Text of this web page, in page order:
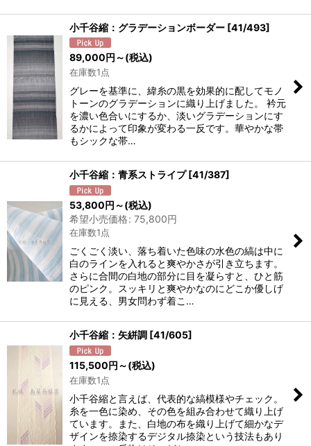
小千谷縮：グラデーションボーダー [41/493]
89,000円 ～(税込)
在庫数1点
グレーを基準に、緯糸の黒を効果的に配してモノ
トーンのグラデーションに織り上げました。 衿元
を濃い色合いにするか、淡いグラデーションにす
るかによって印象が変わる一反です。華やかな帯
もシックな帯…
小千谷縮：青系ストライプ [41/387]
53,800円 ～(税込)
希望小売価格: 75,800円
在庫数1点
ごくごく淡い、落ち着いた色味の水色の縞は中に
白のラインを入れると爽やかさが引き立ちます。
さらに合間の白地の部分に目を凝らすと、ひと筋
のピンク。スッキリと爽やかなのにどこか優しげ
に見える、男女問わず着こ…
小千谷縮：矢絣調 [41/605]
115,500円 ～(税込)
在庫数1点
小千谷縮と言えば、代表的な縞模様やチェック。
糸を一色に染め、その色を組み合わせて織り上げ
ています。また、白地の布を織り上げて細かなデ
ザインを捺染するデジタル捺染という技法もあり